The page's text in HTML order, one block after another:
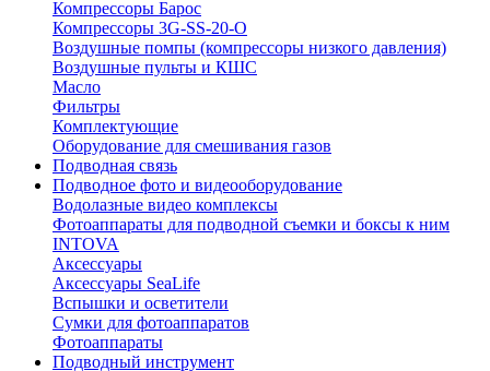
Компрессоры Барос
Компрессоры 3G-SS-20-O
Воздушные помпы (компрессоры низкого давления)
Воздушные пульты и КШС
Масло
Фильтры
Комплектующие
Оборудование для смешивания газов
Подводная связь
Подводное фото и видеооборудование
Водолазные видео комплексы
Фотоаппараты для подводной съемки и боксы к ним
INTOVA
Аксессуары
Аксессуары SeaLife
Вспышки и осветители
Сумки для фотоаппаратов
Фотоаппараты
Подводный инструмент